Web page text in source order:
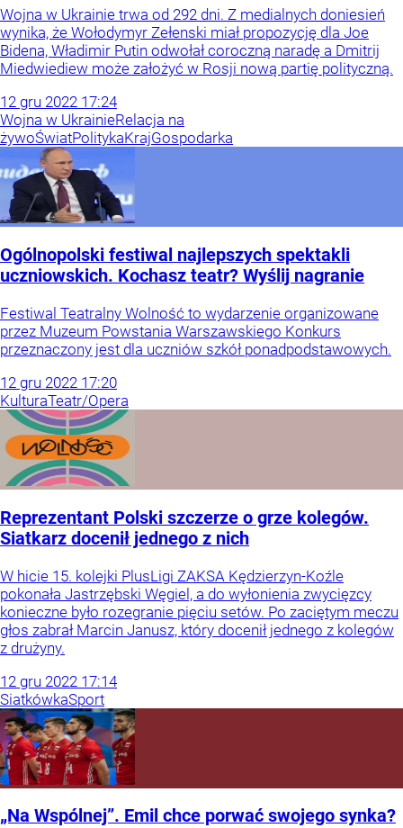
Wojna w Ukrainie trwa od 292 dni. Z medialnych doniesień
wynika, że Wołodymyr Zełenski miał propozycję dla Joe
Bidena, Władimir Putin odwołał coroczną naradę a Dmitrij
Miedwiediew może założyć w Rosji nową partię polityczną.
12 gru 2022 17:24
Wojna w UkrainieRelacja na
żywoŚwiatPolitykaKrajGospodarka
Ogólnopolski festiwal najlepszych spektakli
uczniowskich. Kochasz teatr? Wyślij nagranie
Festiwal Teatralny Wolność to wydarzenie organizowane
przez Muzeum Powstania Warszawskiego Konkurs
przeznaczony jest dla uczniów szkół ponadpodstawowych.
12 gru 2022 17:20
KulturaTeatr/Opera
Reprezentant Polski szczerze o grze kolegów.
Siatkarz docenił jednego z nich
W hicie 15. kolejki PlusLigi ZAKSA Kędzierzyn-Koźle
pokonała Jastrzębski Węgiel, a do wyłonienia zwycięzcy
konieczne było rozegranie pięciu setów. Po zaciętym meczu
głos zabrał Marcin Janusz, który docenił jednego z kolegów
z drużyny.
12 gru 2022 17:14
SiatkówkaSport
„Na Wspólnej”. Emil chce porwać swojego synka?